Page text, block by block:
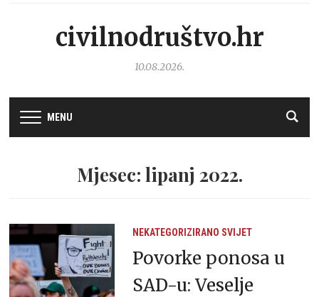
civilnodruštvo.hr
10.08.2026.
MENU
Mjesec: lipanj 2022.
NEKATEGORIZIRANO SVIJET
Povorke ponosa u
SAD-u: Veselje